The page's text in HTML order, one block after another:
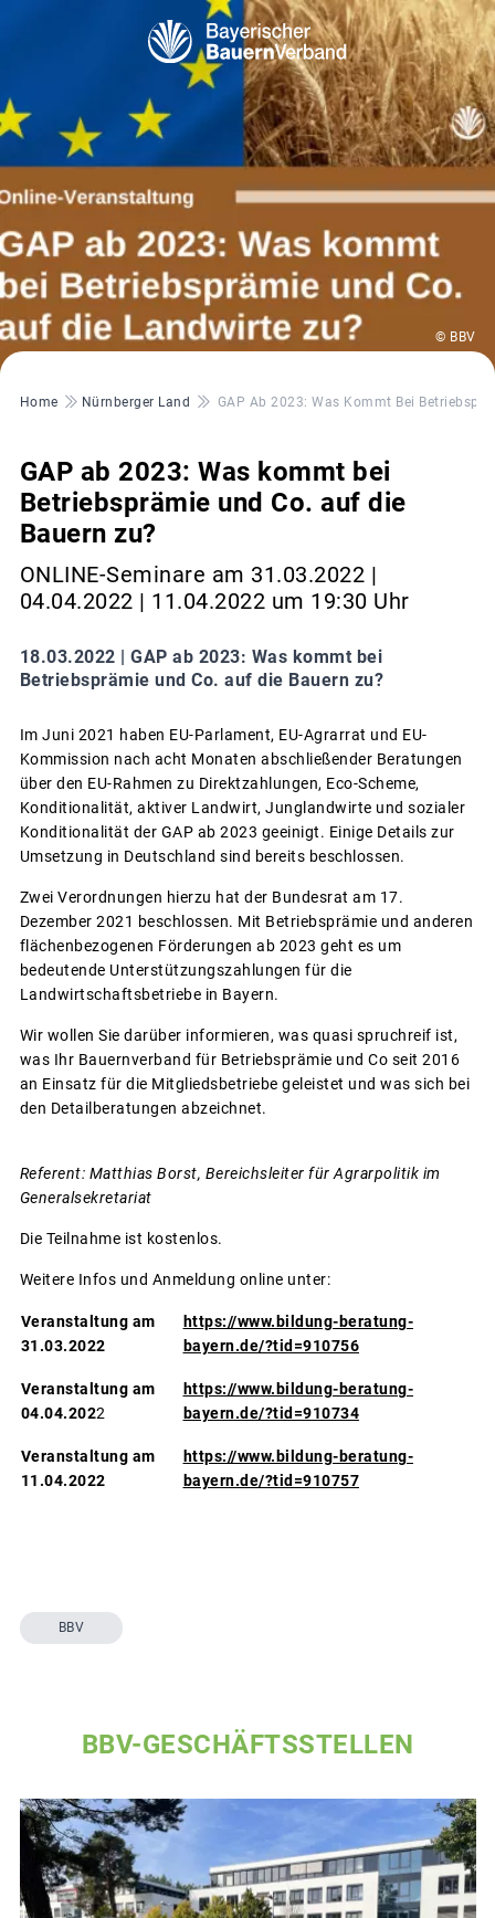
© BBV
Pfadnavigation
Home Nürnberger Land GAP Ab 2023: Was Kommt Bei
GAP ab 2023: Was kommt bei
Betriebsprämie und Co. auf die
Bauern zu?
ONLINE-Seminare am 31.03.2022 |
04.04.2022 | 11.04.2022 um 19:30 Uhr
18.03.2022 | GAP ab 2023: Was kommt bei
Betriebsprämie und Co. auf die Bauern zu?
Im Juni 2021 haben EU-Parlament, EU-Agrarrat und EU-
Kommission nach acht Monaten abschließender Beratungen
über den EU-Rahmen zu Direktzahlungen, Eco-Scheme,
Konditionalität, aktiver Landwirt, Junglandwirte und sozialer
Konditionalität der GAP ab 2023 geeinigt. Einige Details zur
Umsetzung in Deutschland sind bereits beschlossen.
Zwei Verordnungen hierzu hat der Bundesrat am 17.
Dezember 2021 beschlossen. Mit Betriebsprämie und anderen
flächenbezogenen Förderungen ab 2023 geht es um
bedeutende Unterstützungszahlungen für die
Landwirtschaftsbetriebe in Bayern.
Wir wollen Sie darüber informieren, was quasi spruchreif ist,
was Ihr Bauernverband für Betriebsprämie und Co seit 2016
an Einsatz für die Mitgliedsbetriebe geleistet und was sich bei
den Detailberatungen abzeichnet.
Referent: Matthias Borst, Bereichsleiter für Agrarpolitik im
Generalsekretariat
Die Teilnahme ist kostenlos.
Weitere Infos und Anmeldung online unter:
Veranstaltung am
31.03.2022
https://www.bildung-beratung-
bayern.de/?tid=910756
Veranstaltung am
04.04.2022
https://www.bildung-beratung-
bayern.de/?tid=910734
Veranstaltung am
11.04.2022
https://www.bildung-beratung-
bayern.de/?tid=910757
BBV
BBV-GESCHÄFTSSTELLEN